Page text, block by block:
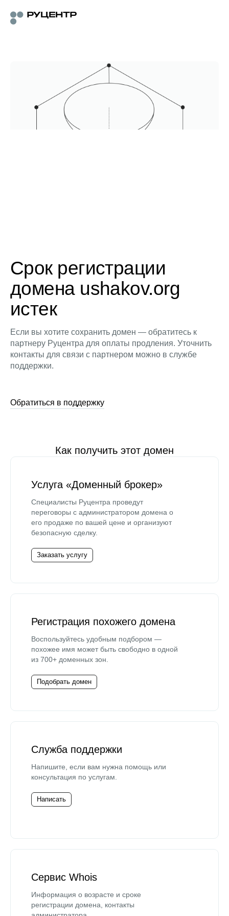
Срок регистрации
домена ushakov.org
истек
Если вы хотите сохранить домен — обратитесь к
партнеру Руцентра для оплаты продления. Уточнить
контакты для связи с партнером можно в службе
поддержки.
Обратиться в поддержку
Как получить этот домен
Услуга «Доменный брокер»
Специалисты Руцентра проведут
переговоры с администратором домена о
его продаже по вашей цене и организуют
безопасную сделку.
Заказать услугу
Регистрация похожего домена
Воспользуйтесь удобным подбором —
похожее имя может быть свободно в одной
из 700+ доменных зон.
Подобрать домен
Служба поддержки
Напишите, если вам нужна помощь или
консультация по услугам.
Написать
Сервис Whois
Информация о возрасте и сроке
регистрации домена, контакты